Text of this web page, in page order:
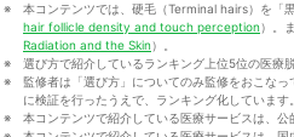
本コンテンツでは、硬毛（Terminal hairs）を「
hair follicle density and touch perception）。
Radiation and the Skin）。
選び方で紹介しているランキング上位5位の医療
監修者は「選び方」についてのみ監修をおこな
に検証を行ったうえで、ランキング化しています。
本コンテンツで紹介している医療サービスは、